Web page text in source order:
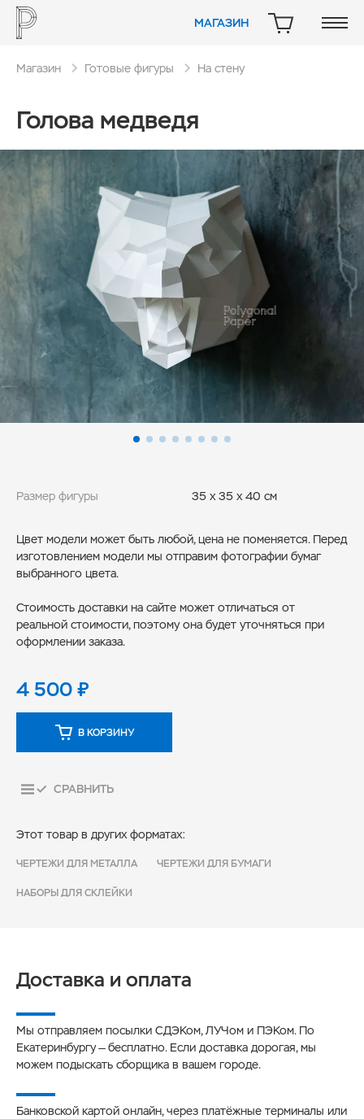
МАГАЗИН КОРЗИНА
Магазин Готовые фигуры На стену
Голова медведя
Размер фигуры 35 x 35 x 40 см
Цвет модели может быть любой, цена не поменяется. Перед
изготовлением модели мы отправим фотографии бумаг
выбранного цвета.
Стоимость доставки на сайте может отличаться от
реальной стоимости, поэтому она будет уточняться при
оформлении заказа.
4 500₽
В КОРЗИНУ
СРАВНИТЬ
Этот товар в других форматах:
ЧЕРТЕЖИ ДЛЯ МЕТАЛЛА ЧЕРТЕЖИ ДЛЯ БУМАГИ
НАБОРЫ ДЛЯ СКЛЕЙКИ
Доставка и оплата
Мы отправляем посылки СДЭКом, ЛУЧом и ПЭКом. По
Екатеринбургу — бесплатно. Если доставка дорогая, мы
можем подыскать сборщика в вашем городе.
Банковской картой онлайн, через платёжные терминалы или